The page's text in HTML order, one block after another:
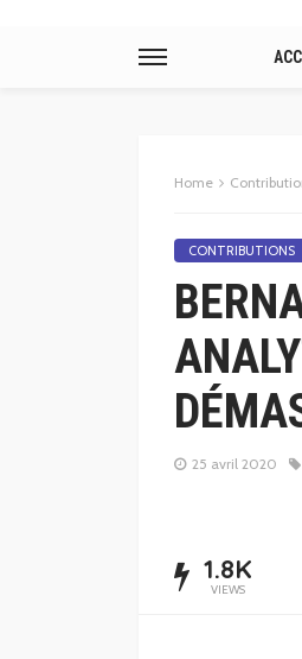
Home
CONTRIBUTIONS
25 avril 2020
1.8K
VIEWS